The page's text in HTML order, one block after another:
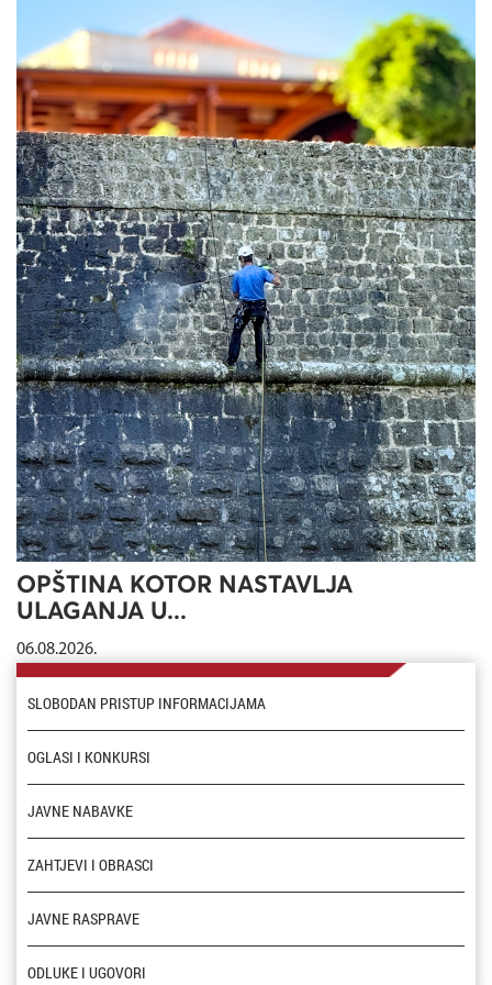
OPŠTINA KOTOR NASTAVLJA
ULAGANJA U...
06.08.2026.
SLOBODAN PRISTUP INFORMACIJAMA
OGLASI I KONKURSI
JAVNE NABAVKE
ZAHTJEVI I OBRASCI
JAVNE RASPRAVE
ODLUKE I UGOVORI